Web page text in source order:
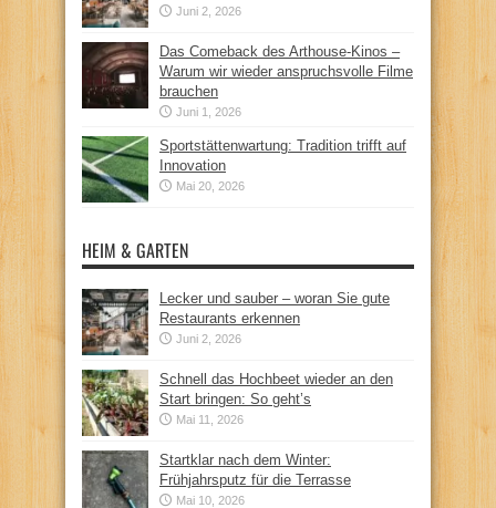
Juni 2, 2026
Das Comeback des Arthouse-Kinos –
Warum wir wieder anspruchsvolle Filme
brauchen
Juni 1, 2026
Sportstättenwartung: Tradition trifft auf
Innovation
Mai 20, 2026
HEIM & GARTEN
Lecker und sauber – woran Sie gute
Restaurants erkennen
Juni 2, 2026
Schnell das Hochbeet wieder an den
Start bringen: So geht’s
Mai 11, 2026
Startklar nach dem Winter:
Frühjahrsputz für die Terrasse
Mai 10, 2026